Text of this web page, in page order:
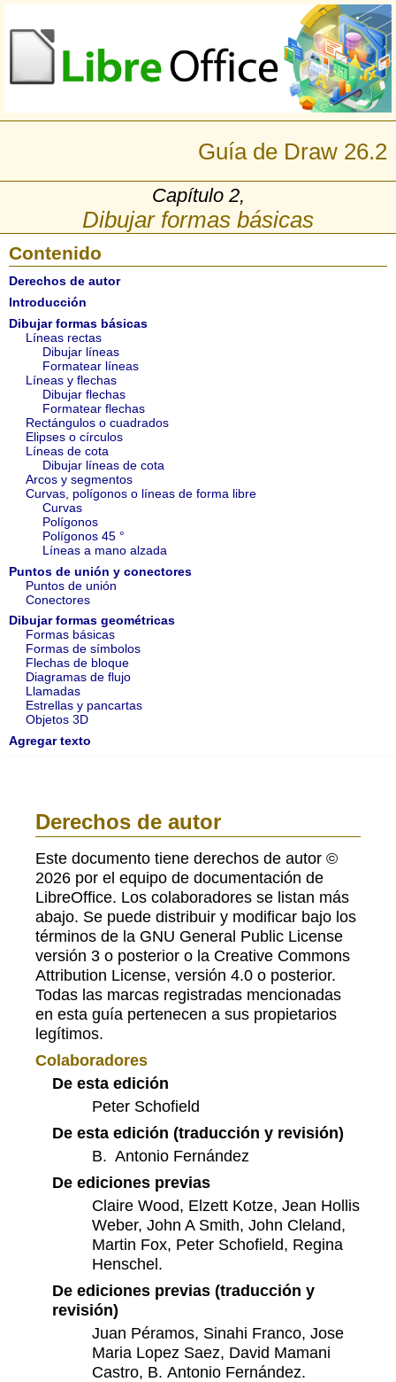
Guía de Draw 26.2
Capítulo 2,
Dibujar formas básicas
Derechos de autor
Este documento tiene derechos de autor ©
2026 por el equipo de documentación de
LibreOffice. Los colaboradores se listan más
abajo. Se puede distribuir y modificar bajo los
términos de la GNU General Public License
versión 3 o posterior o la Creative Commons
Attribution License, versión 4.0 o posterior.
Todas las marcas registradas mencionadas
en esta guía pertenecen a sus propietarios
legítimos.
Colaboradores
De esta edición
Peter Schofield
De esta edición (traducción y revisión)
B. Antonio Fernández
De ediciones previas
Claire Wood, Elzett Kotze, Jean Hollis
Weber, John A Smith, John Cleland,
Martin Fox, Peter Schofield, Regina
Henschel.
De ediciones previas (traducción y
revisión)
Juan Péramos, Sinahi Franco, Jose
Maria Lopez Saez, David Mamani
Castro, B. Antonio Fernández.
Contenido
Derechos de autor
Introducción
Dibujar formas básicas
Líneas rectas
Dibujar líneas
Formatear líneas
Líneas y flechas
Dibujar flechas
Formatear flechas
Rectángulos o cuadrados
Elipses o círculos
Líneas de cota
Dibujar líneas de cota
Arcos y segmentos
Curvas, polígonos o líneas de forma libre
Curvas
Polígonos
Polígonos 45 °
Líneas a mano alzada
Puntos de unión y conectores
Puntos de unión
Conectores
Dibujar formas geométricas
Formas básicas
Formas de símbolos
Flechas de bloque
Diagramas de flujo
Llamadas
Estrellas y pancartas
Objetos 3D
Agregar texto